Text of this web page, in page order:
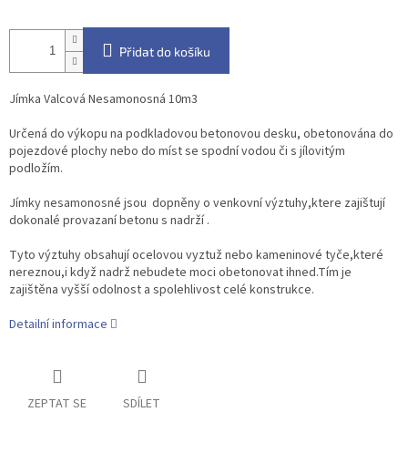
Přidat do košíku
Jímka Valcová Nesamonosná 10m3
Určená do výkopu na podkladovou betonovou desku, obetonována do
pojezdové plochy nebo do míst se spodní vodou či s jílovitým
podložím.
Jímky nesamonosné jsou dopněny o venkovní výztuhy,ktere zajištují
dokonalé provazaní betonu s nadrží .
Tyto výztuhy obsahují ocelovou vyztuž nebo kameninové tyče,které
nereznou,i když nadrž nebudete moci obetonovat ihned.Tím je
zajištěna vyšší odolnost a spolehlivost celé konstrukce.
Detailní informace
ZEPTAT SE SDÍLET